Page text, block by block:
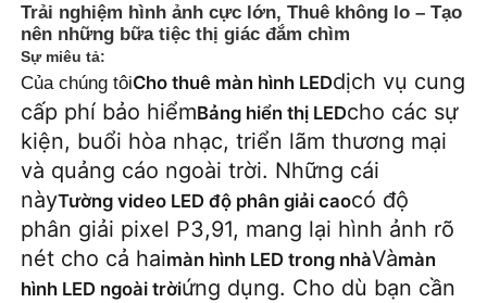
Trang chủ
Các sản phẩm
Trải nghiệm hình ảnh cực lớn, Thuê không lo – Tạo
nên những bữa tiệc thị giác đắm chìm
Sự miêu tả:
Của chúng tôiCho thuê màn hình LEDdịch vụ cung
cấp phí bảo hiểmBảng hiển thị LEDcho các sự
kiện, buổi hòa nhạc, triển lãm thương mại
và quảng cáo ngoài trời. Những cái
nàyTường video LED độ phân giải caocó độ
phân giải pixel P3,91, mang lại hình ảnh rõ
nét cho cả haimàn hình LED trong nhàVàmàn
hình LED ngoài trờiứng dụng. Cho dù bạn cần